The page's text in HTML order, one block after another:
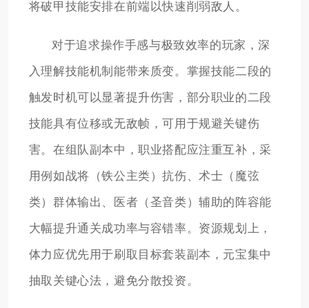
将破甲技能安排在前端以快速削弱敌人。
对于追求操作手感与极致效率的玩家，深
入理解技能机制能带来质变。掌握技能二段的
触发时机可以显著提升伤害，部分职业的二段
技能具有位移或无敌帧，可用于规避关键伤
害。在组队副本中，职业搭配应注重互补，采
用例如战将（铁公主类）抗伤、术士（魔弦
类）群体输出、医者（圣音类）辅助的阵容能
大幅提升通关成功率与容错率。资源规划上，
体力应优先用于刷取目标套装副本，元宝集中
抽取关键心法，避免分散投资。